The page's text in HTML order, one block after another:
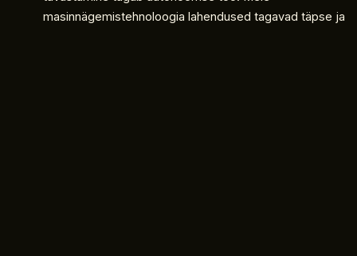
masinnägemistehnoloogia lahendused tagavad täpse ja